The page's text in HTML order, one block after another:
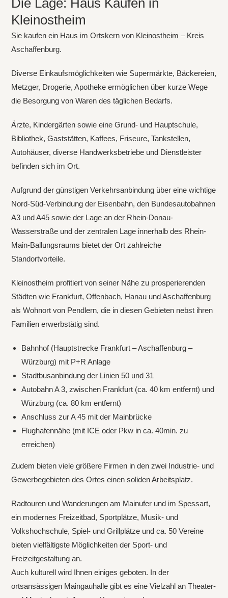
Kleinostheim
Sie kaufen ein Haus im Ortskern von Kleinostheim – Kreis
Aschaffenburg.
Diverse Einkaufsmöglichkeiten wie Supermärkte, Bäckereien,
Metzger, Drogerie, Apotheke ermöglichen über kurze Wege
die Besorgung von Waren des täglichen Bedarfs.
Ärzte, Kindergärten sowie eine Grund- und Hauptschule,
Bibliothek, Gaststätten, Kaffees, Friseure, Tankstellen,
Autohäuser, diverse Handwerksbetriebe und Dienstleister
befinden sich im Ort.
Aufgrund der günstigen Verkehrsanbindung über eine wichtige
Nord-Süd-Verbindung der Eisenbahn, den Bundesautobahnen
A3 und A45 sowie der Lage an der Rhein-Donau-
Wasserstraße und der zentralen Lage innerhalb des Rhein-
Main-Ballungsraums bietet der Ort zahlreiche
Standortvorteile.
Kleinostheim profitiert von seiner Nähe zu prosperierenden
Städten wie Frankfurt, Offenbach, Hanau und Aschaffenburg
als Wohnort von Pendlern, die in diesen Gebieten nebst ihren
Familien erwerbstätig sind.
Bahnhof (Hauptstrecke Frankfurt – Aschaffenburg –
Würzburg) mit P+R Anlage
Stadtbusanbindung der Linien 50 und 31
Autobahn A 3, zwischen Frankfurt (ca. 40 km entfernt) und
Würzburg (ca. 80 km entfernt)
Anschluss zur A 45 mit der Mainbrücke
Flughafennähe (mit ICE oder Pkw in ca. 40min. zu
erreichen)
Zudem bieten viele größere Firmen in den zwei Industrie- und
Gewerbegebieten des Ortes einen soliden Arbeitsplatz.
Radtouren und Wanderungen am Mainufer und im Spessart,
ein modernes Freizeitbad, Sportplätze, Musik- und
Volkshochschule, Spiel- und Grillplätze und ca. 50 Vereine
bieten vielfältigste Möglichkeiten der Sport- und
Freizeitgestaltung an.
Auch kulturell wird Ihnen einiges geboten. In der
ortsansässigen Maingauhalle gibt es eine Vielzahl an Theater-